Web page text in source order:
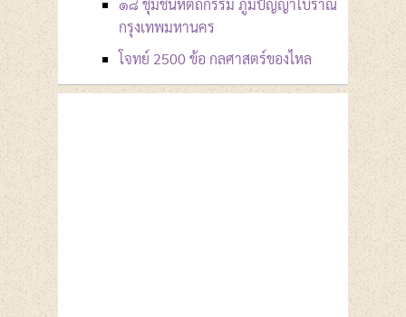
๑๘ ชุมชนหัตถกรรม ภูมิปัญญาโบราณ
กรุงเทพมหานคร
โจทย์ 2500 ข้อ กลศาสตร์ของไหล